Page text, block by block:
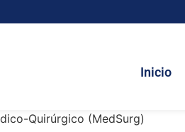
Inicio
Quirúrgico (MedSurg)